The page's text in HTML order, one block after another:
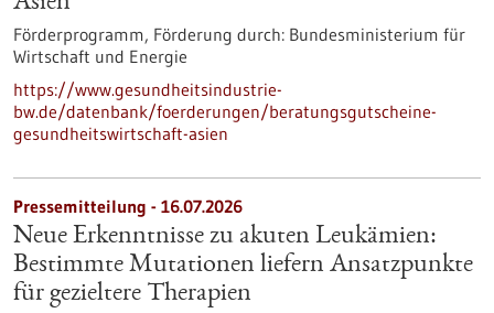
Förderprogramm, Förderung durch: Bundesministerium für
Wirtschaft und Energie
https://www.gesundheitsindustrie-
bw.de/datenbank/foerderungen/beratungsgutscheine-
gesundheitswirtschaft-asien
Pressemitteilung - 16.07.2026
Neue Erkenntnisse zu akuten Leukämien:
Bestimmte Mutationen liefern Ansatzpunkte
für gezieltere Therapien